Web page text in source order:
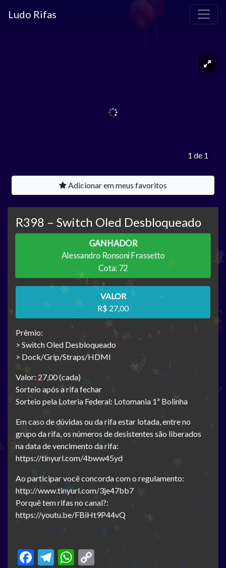
Ludo Rifas
1 de 1
Adicionar em meus favoritos
R398 – Switch Oled Desbloqueado
GANHADOR
Alessandro Ronsoni Frassetto
Cota: 72
VALOR
R$ 27,00
Prêmio:
> Switch Oled Desbloqueado
> Dock/Grip/Straps/HDMI
Valor: 27,00 (cada)
Sorteio após a rifa fechar
Sorteio pela Loteria Federal: Lotomania 1ª Bolinha
Em caso de dúvidas ou da rifa estar lotada, entre no
grupo da rifa, os números de desistentes são liberados
na data de vencimento da rifa:
https://tinyurl.com/4bww45yd
Ao participar você concorda com o regulamento:
http://www.tinyurl.com/3je47bb7
Porquê tem rifas no canal?:
https://youtu.be/FBiHt9P44vQ
Facebook
Telegram
WhatsApp